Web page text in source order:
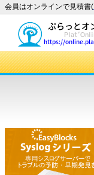
会員はオンラインで見積書(